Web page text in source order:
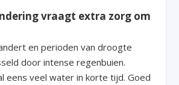
vraagt extra zorg om
en perioden van droogte
door intense regenbuien.
eens veel water in korte tijd. Goed